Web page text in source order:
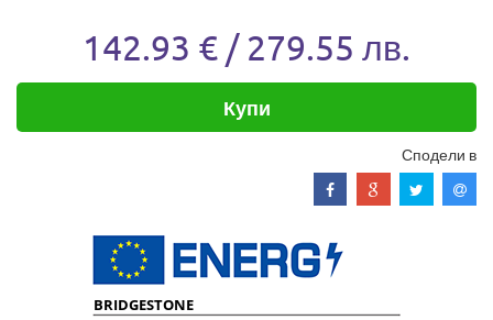
142.93 € / 279.55 лв.
Купи
Сподели в
BRIDGESTONE